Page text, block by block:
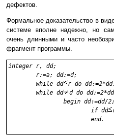
дефектов.
Формальное доказательство в
системе вполне надежно, но
очень длинными и часто
фрагмент программы.
integer r, dd;
	while dd
r do
	while dd
d do
			if dd
			end.